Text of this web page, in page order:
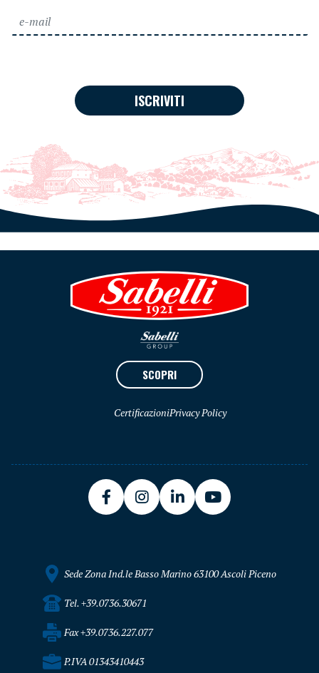
ISCRIVITI
SCOPRI
CertificazioniPrivacy Policy
Sede Zona Ind.le Basso Marino 63100 Ascoli Piceno
Tel. +39.0736.30671
Fax +39.0736.227.077
P.IVA 01343410443